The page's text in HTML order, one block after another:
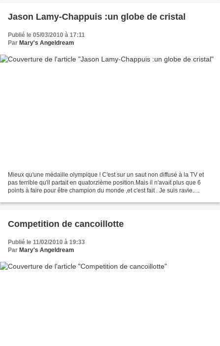
Jason Lamy-Chappuis :un globe de cristal
Publié le 05/03/2010 à 17:11
Par Mary's Angeldream
Mieux qu'une médaille olympique ! C'est sur un saut non diffusé à la TV et
pas terrible qu'il partait en quatorzième position.Mais il n'avait plus que 6
points à faire pour être champion du monde ,et c'est fait . Je suis ravie.
Competition de cancoillotte
Publié le 11/02/2010 à 19:33
Par Mary's Angeldream